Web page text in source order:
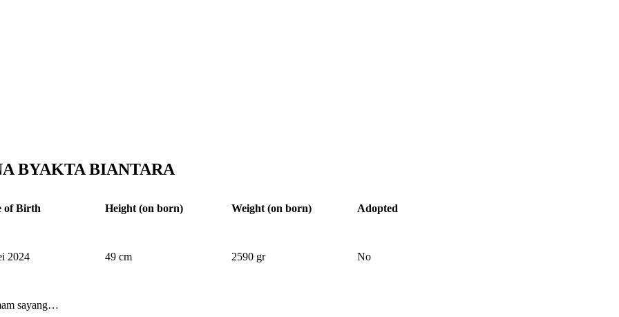
BYAKTA BIANTARA
of Birth
2024
Height (on born)
49 cm
Weight (on born)
2590 gr
Adopted
No
sayang…